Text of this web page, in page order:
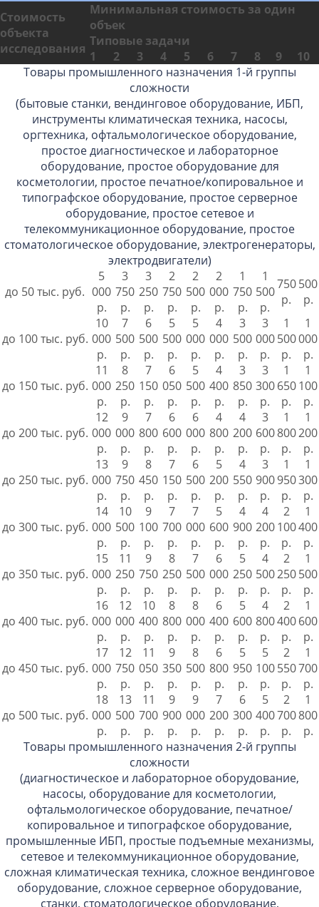
Стоимость
объекта
исследования
Минимальная стоимость за один
объек
Типовые задачи
1
2 3 4 5 6 7 8 9
10
Товары промышленного назначения 1-й группы
сложности
(бытовые станки, вендинговое оборудование, ИБП,
инструменты климатическая техника, насосы,
оргтехника, офтальмологическое оборудование,
простое диагностическое и лабораторное
оборудование, простое оборудование для
косметологии, простое печатное/копировальное и
типографское оборудование, простое серверное
оборудование, простое сетевое и
телекоммуникационное оборудование, простое
стоматологическое оборудование, электрогенераторы,
электродвигатели)
до 50 тыс. руб.
5
000
р.
3
750
р.
3
250
р.
2
750
р.
2
500
р.
2
000
р.
1
750
р.
1
500
р.
750
р.
500
р.
до 100 тыс. руб.
10
000
р.
7
500
р.
6
500
р.
5
500
р.
5
000
р.
4
000
р.
3
500
р.
3
000
р.
1
500
р.
1
000
р.
до 150 тыс. руб.
11
000
р.
8
250
р.
7
150
р.
6
050
р.
5
500
р.
4
400
р.
3
850
р.
3
300
р.
1
650
р.
1
100
р.
до 200 тыс. руб.
12
000
р.
9
000
р.
7
800
р.
6
600
р.
6
000
р.
4
800
р.
4
200
р.
3
600
р.
1
800
р.
1
200
р.
до 250 тыс. руб.
13
000
р.
9
750
р.
8
450
р.
7
150
р.
6
500
р.
5
200
р.
4
550
р.
3
900
р.
1
950
р.
1
300
р.
до 300 тыс. руб.
14
000
р.
10
500
р.
9
100
р.
7
700
р.
7
000
р.
5
600
р.
4
900
р.
4
200
р.
2
100
р.
1
400
р.
до 350 тыс. руб.
15
000
р.
11
250
р.
9
750
р.
8
250
р.
7
500
р.
6
000
р.
5
250
р.
4
500
р.
2
250
р.
1
500
р.
до 400 тыс. руб.
16
000
р.
12
000
р.
10
400
р.
8
800
р.
8
000
р.
6
400
р.
5
600
р.
4
800
р.
2
400
р.
1
600
р.
до 450 тыс. руб.
17
000
р.
12
750
р.
11
050
р.
9
350
р.
8
500
р.
6
800
р.
5
950
р.
5
100
р.
2
550
р.
1
700
р.
до 500 тыс. руб.
18
000
р.
13
500
р.
11
700
р.
9
900
р.
9
000
р.
7
200
р.
6
300
р.
5
400
р.
2
700
р.
1
800
р.
Товары промышленного назначения 2-й группы
сложности
(диагностическое и лабораторное оборудование,
насосы, оборудование для косметологии,
офтальмологическое оборудование, печатное/
копировальное и типографское оборудование,
промышленные ИБП, простые подъемные механизмы,
сетевое и телекоммуникационное оборудование,
сложная климатическая техника, сложное вендинговое
оборудование, сложное серверное оборудование,
станки, стоматологическое оборудование,